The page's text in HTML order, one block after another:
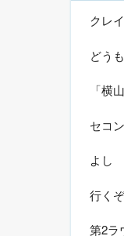
クレ
どう
「横
セコ
よし
行く
第2ラ